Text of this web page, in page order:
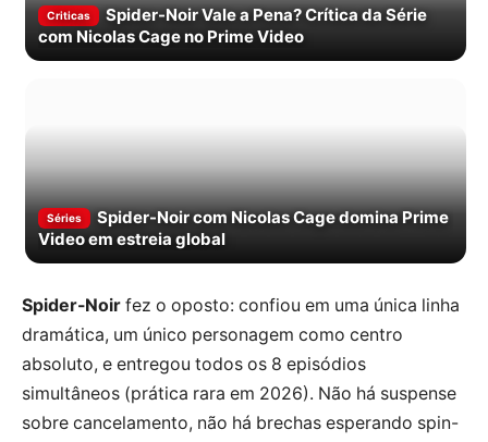
Criticas
Spider-Noir Vale a Pena? Crítica da Série
com Nicolas Cage no Prime Video
Séries
Spider-Noir com Nicolas Cage domina Prime
Video em estreia global
Spider-Noir fez o oposto: confiou em uma única linha
dramática, um único personagem como centro
absoluto, e entregou todos os 8 episódios
simultâneos (prática rara em 2026). Não há suspense
sobre cancelamento, não há brechas esperando spin-